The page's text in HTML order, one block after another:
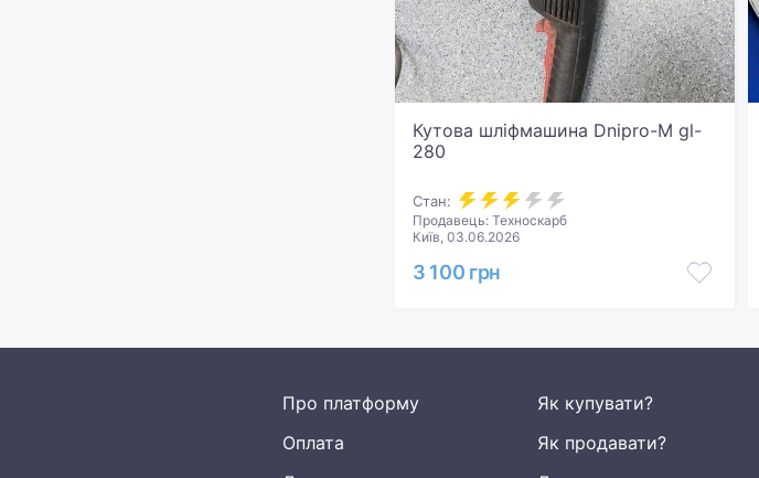
Кутова шліфмашина Dnipro-M gl-
280
Стан:
Продавець: Техноскарб
Київ, 03.06.2026
3 100 грн
Про платформу
Оплата
Як купувати?
Як продавати?